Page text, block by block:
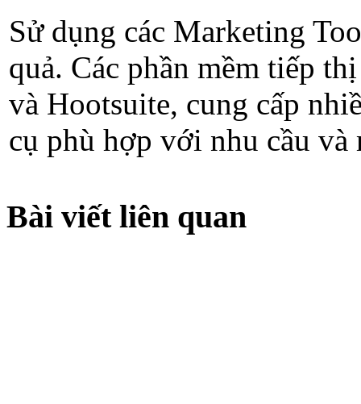
Sử dụng các Marketing
quả. Các phần mềm tiếp
và Hootsuite, cung cấp
cụ phù hợp với nhu cầu và
Bài viết liên quan